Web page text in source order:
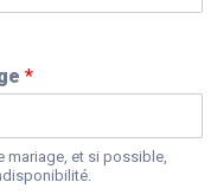
*
mariage, et si possible,